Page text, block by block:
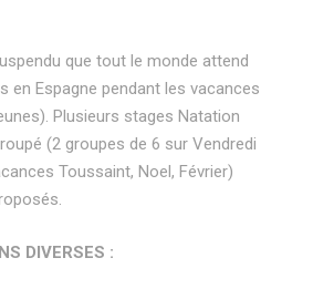
que tout le monde attend
en Espagne pendant les vacances
Plusieurs stages Natation
(2 groupes de 6 sur Vendredi
Toussaint, Noel, Février)
DIVERSES :